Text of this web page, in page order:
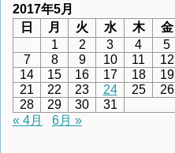
2017年5月
日
月 火 水 木 金
1
2 3 4 5
7
8 9 10 11 12
14
15 16 17 18 19
21
22 23 24 25 26
28
29 30
31
« 4月
6月 »